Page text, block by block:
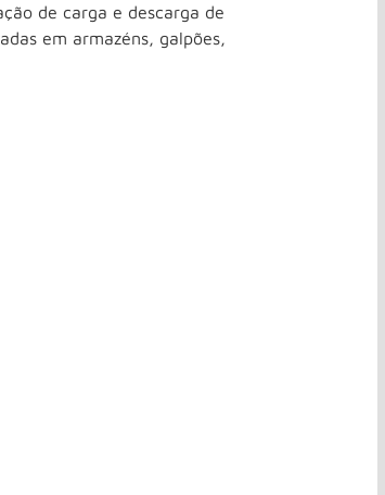
de carga e descarga de
em armazéns, galpões,